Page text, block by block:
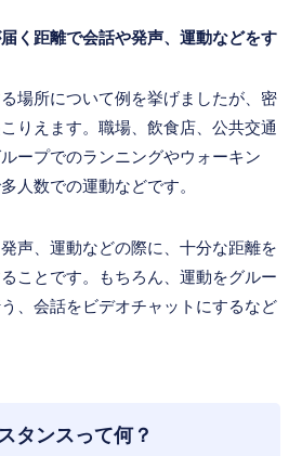
く距離で会話や発声、運動などをす
場所について例を挙げましたが、密
りえます。職場、飲食店、公共交通
ープでのランニングやウォーキン
人数での運動などです。
声、運動などの際に、十分な距離を
ことです。もちろん、運動をグルー
、会話をビデオチャットにするなど
タンスって何？